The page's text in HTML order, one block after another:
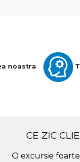
noastra
CE ZIC
O excursie